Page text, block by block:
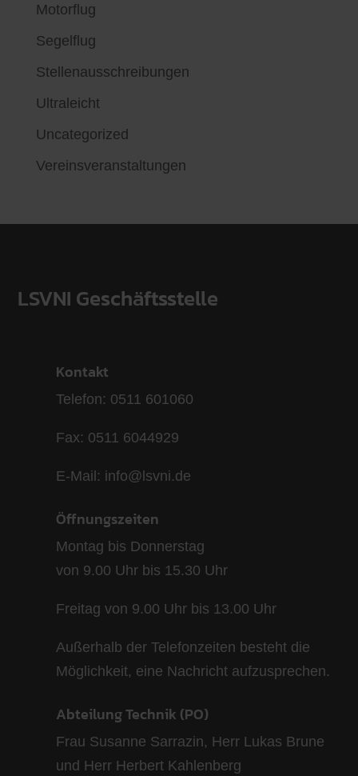
Motorflug
Segelflug
Stellenausschreibungen
Ultraleicht
Uncategorized
Vereinsveranstaltungen
LSVNI Geschäftsstelle
Kontakt
Telefon: 0511 601060
Fax: 0511 6044929
E-Mail: info@lsvni.de
Öffnungszeiten
Montag bis Donnerstag
von 9.00 Uhr bis 15.30 Uhr
Freitag von 9.00 Uhr bis 13.00 Uhr
Außerhalb der Telefonzeiten besteht die
Möglichkeit, eine Nachricht aufzusprechen.
Abteilung Technik (PO)
Frau Susanne Sarrazin, Herr Lukas Brune
und Herr Herbert Kahlenberg